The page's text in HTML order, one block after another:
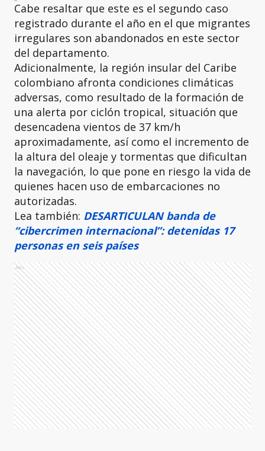
Cabe resaltar que este es el segundo caso
registrado durante el año en el que migrantes
irregulares son abandonados en este sector
del departamento.
Adicionalmente, la región insular del Caribe
colombiano afronta condiciones climáticas
adversas, como resultado de la formación de
una alerta por ciclón tropical, situación que
desencadena vientos de 37 km/h
aproximadamente, así como el incremento de
la altura del oleaje y tormentas que dificultan
la navegación, lo que pone en riesgo la vida de
quienes hacen uso de embarcaciones no
autorizadas.
Lea también: DESARTICULAN banda de
“cibercrimen internacional”: detenidas 17
personas en seis países
Ads